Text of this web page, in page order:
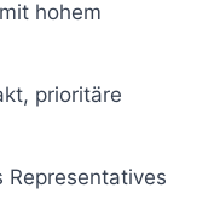
hohem
prioritäre
Representatives